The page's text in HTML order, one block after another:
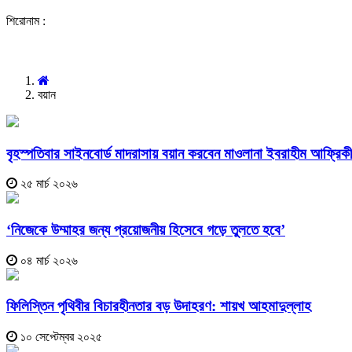
শিরোনাম :
বয়ান
বৃহস্পতিবার সাইনবোর্ড মাদরাসায় বয়ান করবেন মাওলানা ইবরাহীম আফ্রিকী
২৫ মার্চ ২০২৬
‘নিজেকে উম্মাহর জন্য প্রয়োজনীয় হিসেবে গড়ে তুলতে হবে’
০৪ মার্চ ২০২৬
ফিলিস্তিন পৃথিবীর বিচারহীনতার বড় উদাহরণ: শায়খ আহমাদুল্লাহ
১০ সেপ্টেম্বর ২০২৫